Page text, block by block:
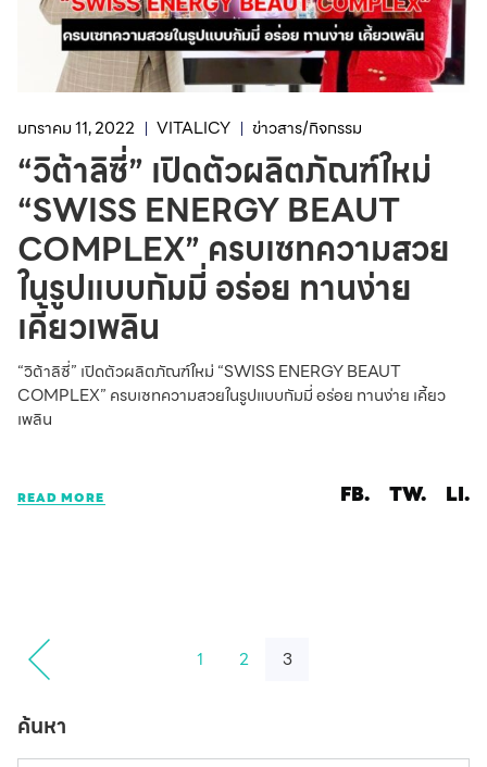
มกราคม 11, 2022 VITALICY ข่าวสาร/กิจกรรม
“วิต้าลิซี่” เปิดตัวผลิตภัณฑ์ใหม่
“SWISS ENERGY BEAUT
COMPLEX” ครบเซทความสวย
ในรูปแบบกัมมี่ อร่อย ทานง่าย
เคี้ยวเพลิน
“วิต้าลิซี่” เปิดตัวผลิตภัณฑ์ใหม่ “SWISS ENERGY BEAUT
COMPLEX” ครบเซทความสวยในรูปแบบกัมมี่ อร่อย ทานง่าย เคี้ยว
เพลิน
READ MORE FB. TW. LI.
1 2 3
ค้นหา